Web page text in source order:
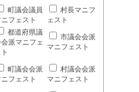
町議会議員
ニフェスト
村長マニフ
ェスト
都道府県議
派マニフェ
市議会会派
マニフェスト
町議会会派
ニフェスト
村議会会派
マニフェスト